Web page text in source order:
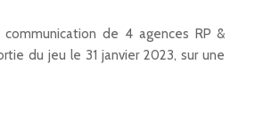
de 4 agences RP &
du jeu le 31 janvier 2023, sur une